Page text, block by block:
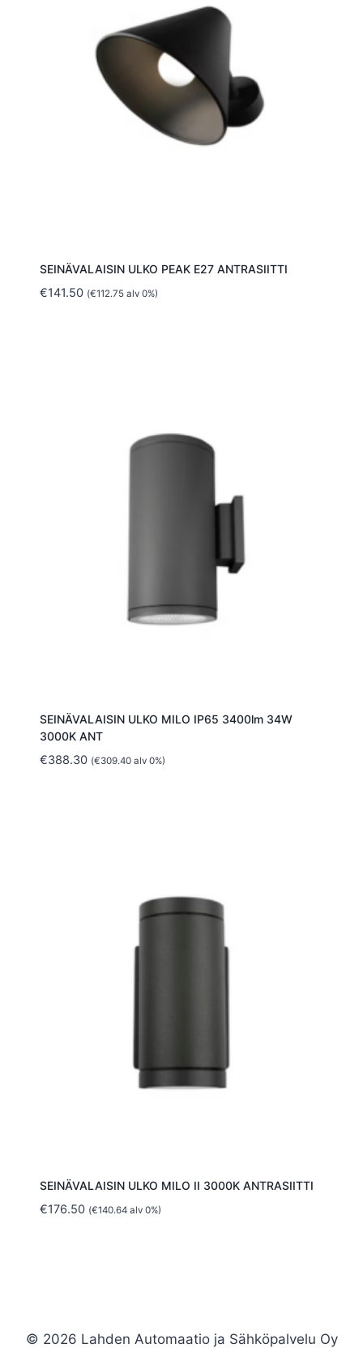
SEINÄVALAISIN ULKO PEAK E27 ANTRASIITTI
€141.50 (€112.75alv 0%)
SEINÄVALAISIN ULKO MILO IP65 3400lm 34W
3000K ANT
€388.30 (€309.40alv 0%)
SEINÄVALAISIN ULKO MILO II 3000K ANTRASIITTI
€176.50 (€140.64alv 0%)
© 2026 Lahden Automaatio ja Sähköpalvelu Oy